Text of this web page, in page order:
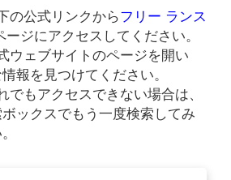
の公式リンクからフリー ランス
ージにアクセスしてください。
ウェブサイトのページを開い
報を見つけてください。
でもアクセスできない場合は、
ックスでもう一度検索してみ